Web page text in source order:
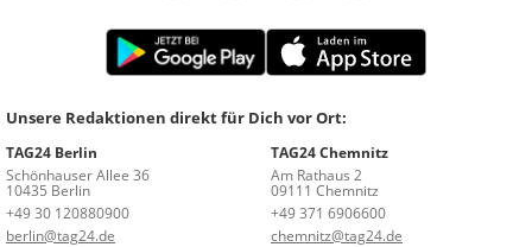
Unsere Redaktionen direkt für Dich vor Ort:
TAG24 Berlin
Schönhauser Allee 36
10435 Berlin
+49 30 120880900
berlin@tag24.de
TAG24 Chemnitz
Am Rathaus 2
09111 Chemnitz
+49 371 6906600
chemnitz@tag24.de